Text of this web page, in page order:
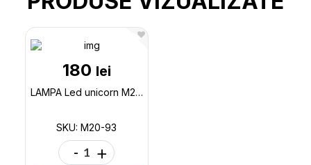
180 lei
LAMPA Led unicorn M20-93
SKU: M20-93
- +